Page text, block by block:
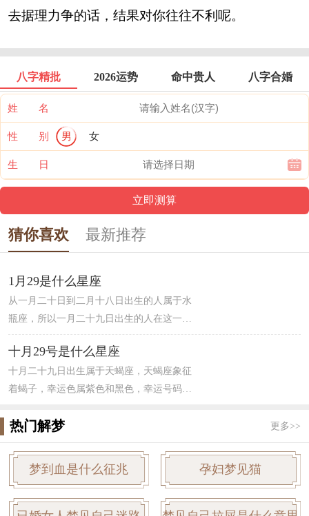
去据理力争的话，结果对你往往不利呢。
八字精批 2026运势 命中贵人 八字合婚
姓 名
性 别 男 女
生 日
猜你喜欢 最新推荐
1月29是什么星座
从一月二十日到二月十八日出生的人属于水
瓶座，所以一月二十九日出生的人在这一区
间内。水瓶座主宰天王星，属于风象星座。
水瓶座的人在生活中，爱情中让人琢磨不定
无法定型，追求思想自由人很聪明。对待朋
友友善和睦，算是绝对的“友谊之星”，但是
对稳定。
十月29号是什么星座
十月二十九日出生属于天蝎座，天蝎座象征
着蝎子，幸运色属紫色和黑色，幸运号码为
向来高瞻远瞩，看的比较远，能够洞察人
心。对于天蝎女来说，更容易明察秋毫，掌
握人心，并且有很强的占有欲，让人琢磨不
透，伴随着一股很强的神秘感，让人难以接
近。
热门解梦 更多>>
梦到血是什么征兆 孕妇梦见猫